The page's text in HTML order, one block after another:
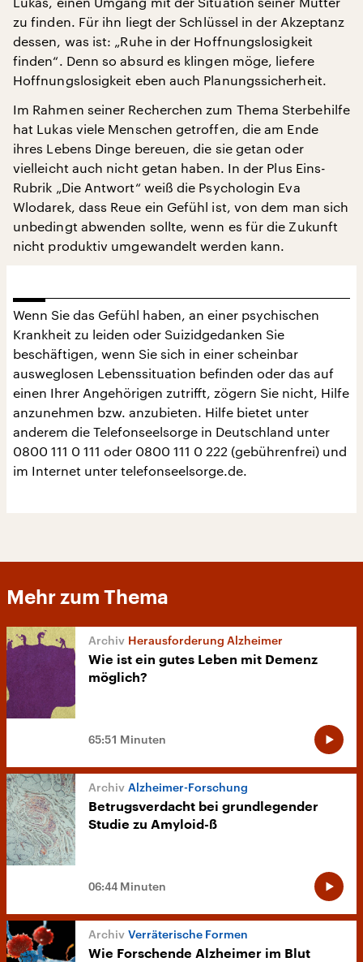
zu finden. Für ihn liegt der Schlüssel in der Akzeptanz
dessen, was ist: „Ruhe in der Hoffnungslosigkeit
finden“. Denn so absurd es klingen möge, liefere
Hoffnungslosigkeit eben auch Planungssicherheit.
Im Rahmen seiner Recherchen zum Thema Sterbehilfe
hat Lukas viele Menschen getroffen, die am Ende
ihres Lebens Dinge bereuen, die sie getan oder
vielleicht auch nicht getan haben. In der Plus Eins-
Rubrik „Die Antwort“ weiß die Psychologin Eva
Wlodarek, dass Reue ein Gefühl ist, von dem man sich
unbedingt abwenden sollte, wenn es für die Zukunft
nicht produktiv umgewandelt werden kann.
Wenn Sie das Gefühl haben, an einer psychischen
Krankheit zu leiden oder Suizidgedanken Sie
beschäftigen, wenn Sie sich in einer scheinbar
ausweglosen Lebenssituation befinden oder das auf
einen Ihrer Angehörigen zutrifft, zögern Sie nicht, Hilfe
anzunehmen bzw. anzubieten. Hilfe bietet unter
anderem die Telefonseelsorge in Deutschland unter
0800 111 0 111 oder 0800 111 0 222 (gebührenfrei) und
im Internet unter telefonseelsorge.de.
Mehr zum Thema
Herausforderung Alzheimer
Wie ist ein gutes Leben mit Demenz
möglich?
65:51 Minuten
Alzheimer-Forschung
Betrugsverdacht bei grundlegender
Studie zu Amyloid-ß
06:44 Minuten
Verräterische Formen
Wie Forschende Alzheimer im Blut